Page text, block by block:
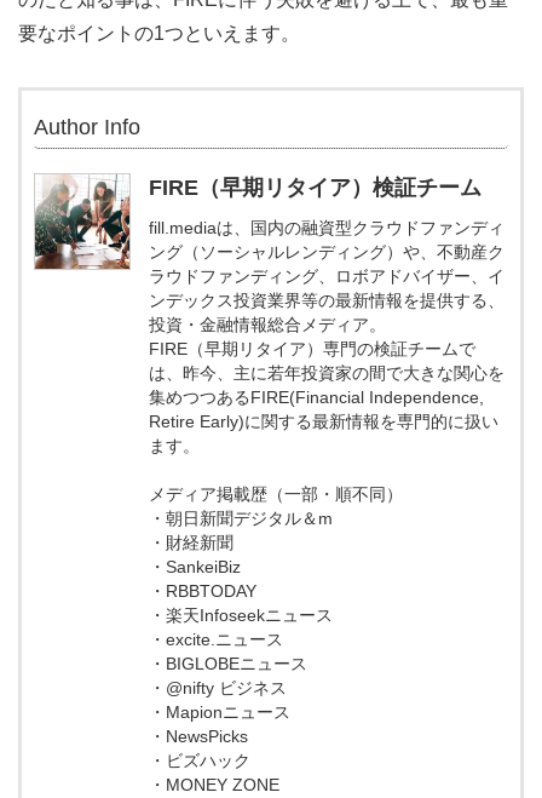
要なポイントの1つといえます。
Author Info
FIRE（早期リタイア）検証チーム
fill.mediaは、国内の融資型クラウドファンディ
ング（ソーシャルレンディング）や、不動産ク
ラウドファンディング、ロボアドバイザー、イ
ンデックス投資業界等の最新情報を提供する、
投資・金融情報総合メディア。
FIRE（早期リタイア）専門の検証チームで
は、昨今、主に若年投資家の間で大きな関心を
集めつつあるFIRE(Financial Independence,
Retire Early)に関する最新情報を専門的に扱い
ます。
メディア掲載歴（一部・順不同）
・朝日新聞デジタル＆m
・財経新聞
・SankeiBiz
・RBBTODAY
・楽天Infoseekニュース
・excite.ニュース
・BIGLOBEニュース
・@nifty ビジネス
・Mapionニュース
・NewsPicks
・ビズハック
・MONEY ZONE